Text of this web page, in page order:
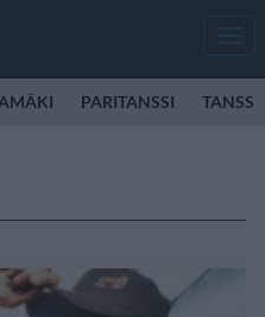
PARITANSSI TANSSI